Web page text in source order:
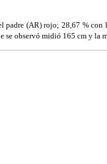
(AR) rojo; 28,67 % con
se observó midió 165 cm y la